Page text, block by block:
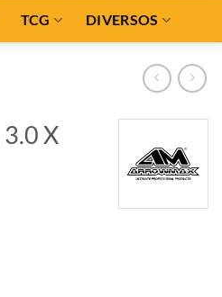
TCG DIVERSOS
X